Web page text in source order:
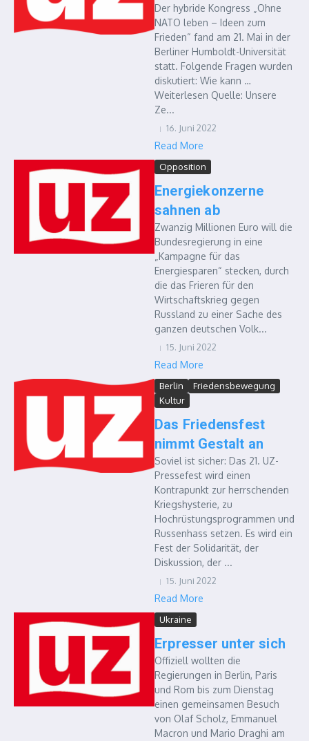
Der hybride Kongress „Ohne
NATO leben – Ideen zum
Frieden“ fand am 21. Mai in der
Berliner Humboldt-Universität
statt. Folgende Fragen wurden
diskutiert: Wie kann …
Weiterlesen Quelle: Unsere
Ze...
16. Juni 2022
Read More
Opposition
Energiekonzerne
sahnen ab
Zwanzig Millionen Euro will die
Bundesregierung in eine
„Kampagne für das
Energiesparen“ stecken, durch
die das Frieren für den
Wirtschaftskrieg gegen
Russland zu einer Sache des
ganzen deutschen Volk...
15. Juni 2022
Read More
Berlin
Friedensbewegung
Kultur
Das Friedensfest
nimmt Gestalt an
Soviel ist sicher: Das 21. UZ-
Pressefest wird einen
Kontrapunkt zur herrschenden
Kriegshysterie, zu
Hochrüstungsprogrammen und
Russenhass setzen. Es wird ein
Fest der Solidarität, der
Diskussion, der ...
15. Juni 2022
Read More
Ukraine
Erpresser unter sich
Offiziell wollten die
Regierungen in Berlin, Paris
und Rom bis zum Dienstag
einen gemeinsamen Besuch
von Olaf Scholz, Emmanuel
Macron und Mario Draghi am